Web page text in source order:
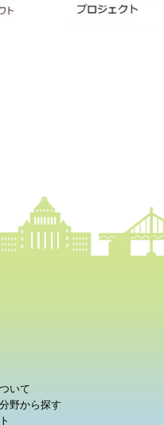
いて
野から探す